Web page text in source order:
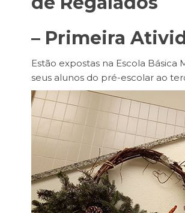
– Primeira
Estão expostas na Escola
seus alunos do pré-escolar ao